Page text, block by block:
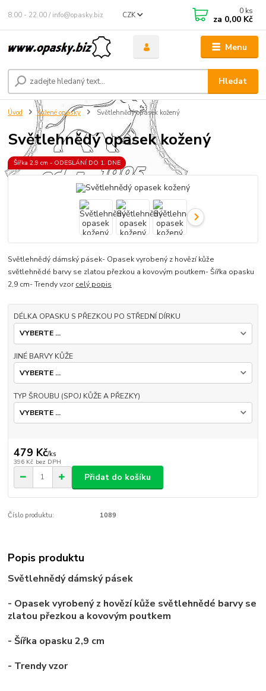
Menu
CZK
Hledat
8.00 - 22.00 / info@opasky.biz 0 ks
za 0,00 Kč
Úvod Kožené opasky Světlehnědý opasek kožený
Světlehnědý opasek kožený
Šířka 2,9 cm - ODESLÁNÍ DO 1. DNE
Světlehnědý dámský pásek- Opasek vyrobený z hovězí kůže
světlehnědé barvy se zlatou přezkou a kovovým poutkem- Šířka opasku
2,9 cm- Trendy vzorcelý popis
DÉLKA OPASKU S PŘEZKOU PO STŘEDNÍ DÍRKU
JINÉ BARVY KŮŽE
TYP ŠROUBU (SPOJ KŮŽE A PŘEZKY)
479 Kč/ks
396 Kč bez DPH
Přidat do košíku
Číslo produktu: 1089
Popis produktu
Světlehnědý dámskýpásek
- Opasek vyrobený z hovězíkůže světlehnědé barvy se
zlatou přezkou a kovovým poutkem
- Šířka opasku 2,9 cm
- Trendy vzor